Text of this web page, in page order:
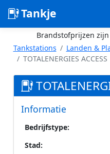
Tankje
Brandstofprijzen
Tankstations
Landen &
TOTALENERGIES ACCESS
Informatie
Bedrijfstype:
Stad: